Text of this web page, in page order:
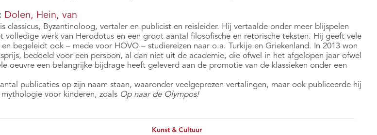
Dolen, Hein, van
classicus, Byzantinoloog, vertaler en publicist en reisleider. Hij vertaalde onder meer blijspelen
volledige werk van Herodotus en een groot aantal filosofische en retorische teksten. Hij geeft vele
begeleidt ook – mede voor HOVO – studiereizen naar o.a. Turkije en Griekenland. In 2013 won
bedoeld voor een persoon, al dan niet uit de academie, die ofwel in het afgelopen jaar ofwel
oeuvre een belangrijke bijdrage heeft geleverd aan de promotie van de klassieken onder een
publicaties op zijn naam staan, waaronder veelgeprezen vertalingen, maar ook publiceerde hij
voor kinderen, zoals Op naar de Olympos!
Kunst & Cultuur